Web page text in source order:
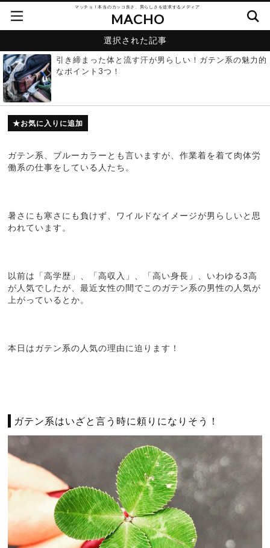
マッチョ！本当のカッコ良さ、男らしさを追求するメディア
MACHO
選択された記事
引き締まった体と流す汗が男らしい！ガテン系の魅力的
なポイント3つ！
お気に入りに追加
ガテン系、ブルーカラーとも言いますが、作業着を着て肉体労
働系の仕事をしている人たち。
暑さにも寒さにも負けず、ワイルドなイメージが男らしいと思
われています。
以前は「高学歴」、「高収入」、「高い身長」、いわゆる3高
が人気でしたが、最近女性の間でこのガテン系の男性の人気が
上がっているとか。
本日はガテン系の人気の理由に迫ります！
ガテン系はいざと言う時に頼りになりそう！